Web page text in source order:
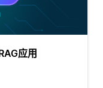
应用